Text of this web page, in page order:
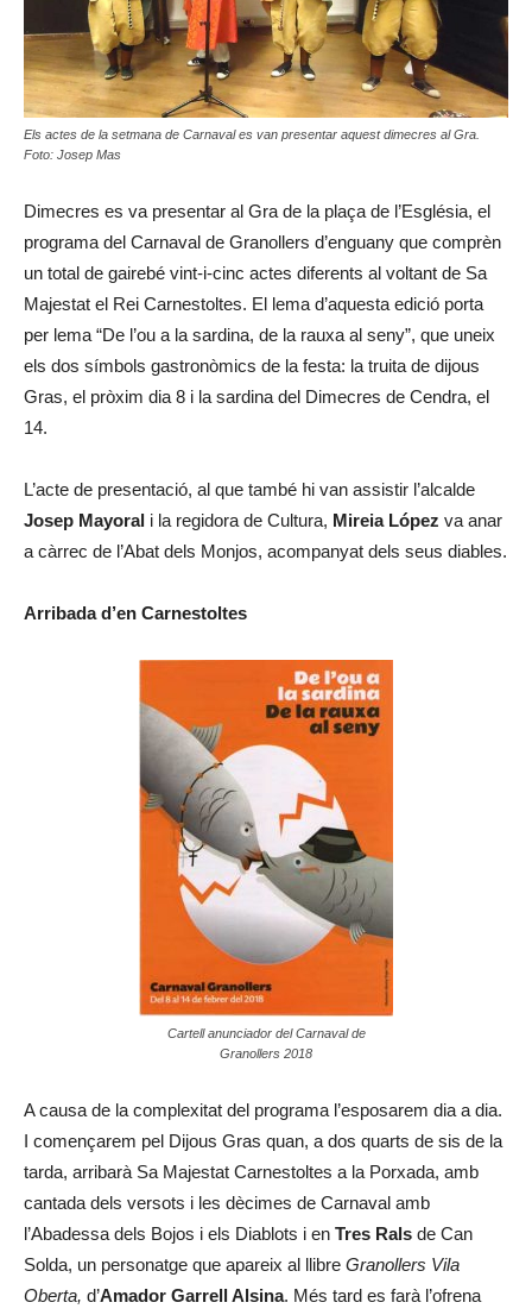
Els actes de la setmana de Carnaval es van presentar aquest dimecres al Gra.
Foto: Josep Mas
Dimecres es va presentar al Gra de la plaça de l’Església, el
programa del Carnaval de Granollers d’enguany que comprèn
un total de gairebé vint-i-cinc actes diferents al voltant de Sa
Majestat el Rei Carnestoltes. El lema d’aquesta edició porta
per lema “De l’ou a la sardina, de la rauxa al seny”, que uneix
els dos símbols gastronòmics de la festa: la truita de dijous
Gras, el pròxim dia 8 i la sardina del Dimecres de Cendra, el
14.
L’acte de presentació, al que també hi van assistir l’alcalde
Josep Mayoral i la regidora de Cultura, Mireia López va anar
a càrrec de l’Abat dels Monjos, acompanyat dels seus diables.
Arribada d’en Carnestoltes
Cartell anunciador del Carnaval de
Granollers 2018
A causa de la complexitat del programa l’esposarem dia a dia.
I començarem pel Dijous Gras quan, a dos quarts de sis de la
tarda, arribarà Sa Majestat Carnestoltes a la Porxada, amb
cantada dels versots i les dècimes de Carnaval amb
l’Abadessa dels Bojos i els Diablots i en Tres Rals de Can
Solda, un personatge que apareix al llibre Granollers Vila
Oberta, d’Amador Garrell Alsina. Més tard es farà l’ofrena